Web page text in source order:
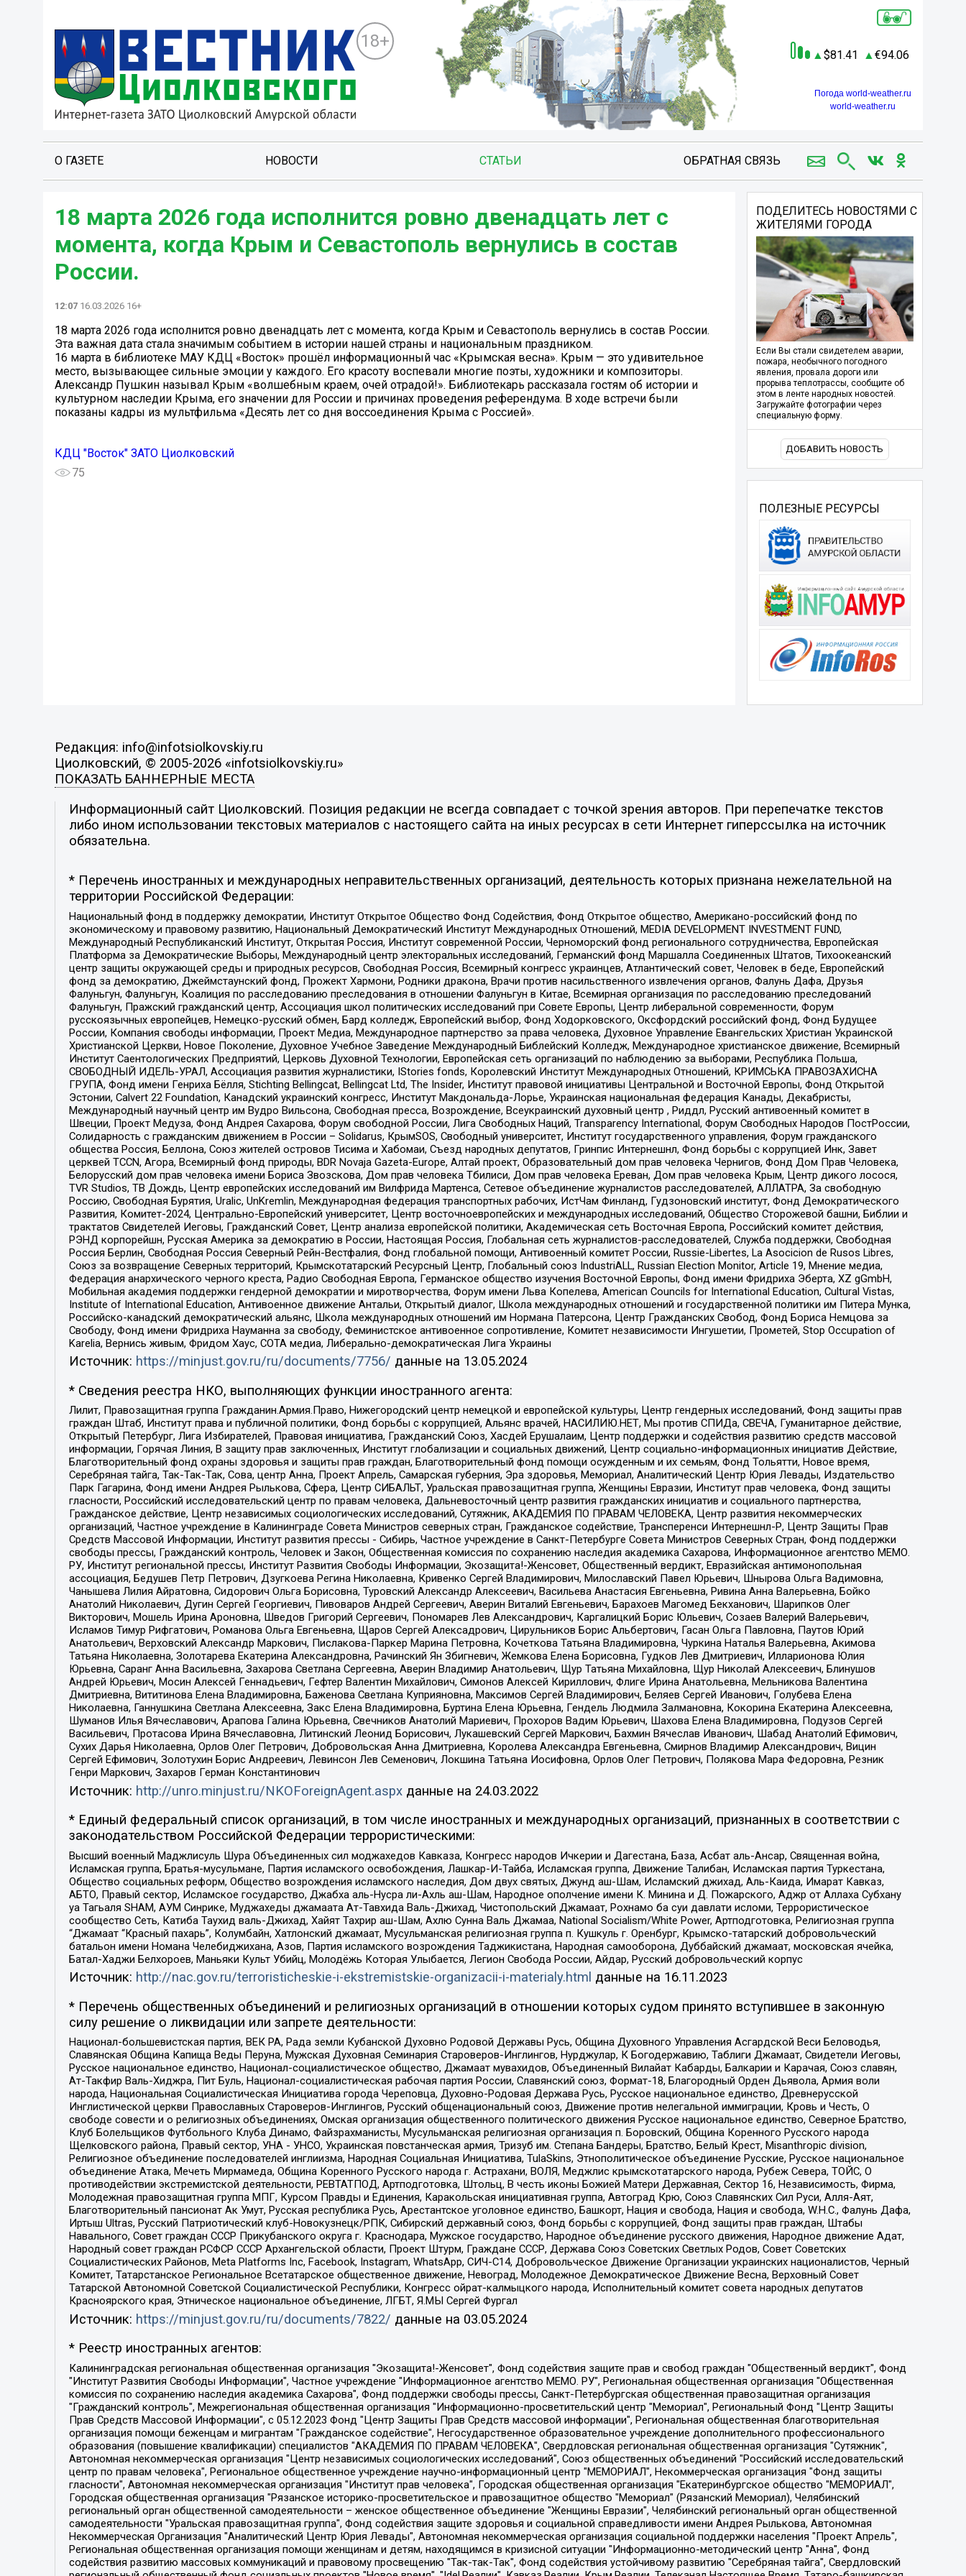
18+
81.41 94.06
Погода world-weather.ru
world-weather.ru
О ГАЗЕТЕ НОВОСТИ СТАТЬИ ОБРАТНАЯ СВЯЗЬ
18 марта 2026 года исполнится ровно двенадцать лет с
момента, когда Крым и Севастополь вернулись в состав
России.
12:07 16.03.2026 16+
18 марта 2026 года исполнится ровно двенадцать лет с момента, когда Крым и Севастополь вернулись в состав России.
Эта важная дата стала значимым событием в истории нашей страны и национальным праздником.
16 марта в библиотеке МАУ КДЦ «Восток» прошёл информационный час «Крымская весна». Крым — это удивительное
место, вызывающее сильные эмоции у каждого. Его красоту воспевали многие поэты, художники и композиторы.
Александр Пушкин называл Крым «волшебным краем, очей отрадой!». Библиотекарь рассказала гостям об истории и
культурном наследии Крыма, его значении для России и причинах проведения референдума. В ходе встречи были
показаны кадры из мультфильма «Десять лет со дня воссоединения Крыма с Россией».
КДЦ "Восток" ЗАТО Циолковский
75
ПОДЕЛИТЕСЬ НОВОСТЯМИ С
ЖИТЕЛЯМИ ГОРОДА
Если Вы стали свидетелем аварии,
пожара, необычного погодного
явления, провала дороги или
прорыва теплотрассы, сообщите об
этом в ленте народных новостей.
Загружайте фотографии через
специальную форму.
ДОБАВИТЬ НОВОСТЬ
ПОЛЕЗНЫЕ РЕСУРСЫ
Редакция: info@infotsiolkovskiy.ru
Циолковский, © 2005-2026 «infotsiolkovskiy.ru»
ПОКАЗАТЬ БАННЕРНЫЕ МЕСТА
Информационный сайт Циолковский. Позиция редакции не всегда совпадает с точкой зрения авторов. При перепечатке текстов
либо ином использовании текстовых материалов с настоящего сайта на иных ресурсах в сети Интернет гиперссылка на источник
обязательна.
* Перечень иностранных и международных неправительственных организаций, деятельность которых признана нежелательной на
территории Российской Федерации:
Национальный фонд в поддержку демократии, Институт Открытое Общество Фонд Содействия, Фонд Открытое общество, Американо-российский фонд по
экономическому и правовому развитию, Национальный Демократический Институт Международных Отношений, MEDIA DEVELOPMENT INVESTMENT FUND,
Международный Республиканский Институт, Открытая Россия, Институт современной России, Черноморский фонд регионального сотрудничества, Европейская
Платформа за Демократические Выборы, Международный центр электоральных исследований, Германский фонд Маршалла Соединенных Штатов, Тихоокеанский
центр защиты окружающей среды и природных ресурсов, Свободная Россия, Всемирный конгресс украинцев, Атлантический совет, Человек в беде, Европейский
фонд за демократию, Джеймстаунский фонд, Прожект Хармони, Родники дракона, Врачи против насильственного извлечения органов, Фалунь Дафа, Друзья
Фалуньгун, Фалуньгун, Коалиция по расследованию преследования в отношении Фалуньгун в Китае, Всемирная организация по расследованию преследований
Фалуньгун, Пражский гражданский центр, Ассоциация школ политических исследований при Совете Европы, Центр либеральной современности, Форум
русскоязычных европейцев, Немецко-русский обмен, Бард колледж, Европейский выбор, Фонд Ходорковского, Оксфордский российский фонд, Фонд Будущее
России, Компания свободы информации, Проект Медиа, Международное партнерство за права человека, Духовное Управление Евангельских Христиан Украинской
Христианской Церкви, Новое Поколение, Духовное Учебное Заведение Международный Библейский Колледж, Международное христианское движение, Всемирный
Институт Саентологических Предприятий, Церковь Духовной Технологии, Европейская сеть организаций по наблюдению за выборами, Республика Польша,
СВОБОДНЫЙ ИДЕЛЬ-УРАЛ, Ассоциация развития журналистики, IStories fonds, Королевский Институт Международных Отношений, КРИМСЬКА ПРАВОЗАХИСНА
ГРУПА, Фонд имени Генриха Бёлля, Stichting Bellingcat, Bellingcat Ltd, The Insider, Институт правовой инициативы Центральной и Восточной Европы, Фонд Открытой
Эстонии, Calvert 22 Foundation, Канадский украинский конгресс, Институт Макдональда-Лорье, Украинская национальная федерация Канады, Декабристы,
Международный научный центр им Вудро Вильсона, Свободная пресса, Возрождение, Всеукраинский духовный центр , Риддл, Русский антивоенный комитет в
Швеции, Проект Медуза, Фонд Андрея Сахарова, Форум свободной России, Лига Свободных Наций, Transparеncy International, Форум Свободных Народов ПостРоссии,
Солидарность с гражданским движением в России – Solidarus, КрымSOS, Свободный университет, Институт государственного управления, Форум гражданского
общества Россия, Беллона, Союз жителей островов Тисима и Хабомаи, Съезд народных депутатов, Гринпис Интернешнл, Фонд борьбы с коррупцией Инк, Завет
церквей TCCN, Агора, Всемирный фонд природы, BDR Novaja Gazeta-Europe, Алтай проект, Образовательный дом прав человека Чернигов, Фонд Дом Прав Человека,
Белорусский дом прав человека имени Бориса Звозскова, Дом прав человека Тбилиси, Дом прав человека Ереван, Дом прав человека Крым, Центр дикого лосося,
TVR Studios, ТВ Дождь, Центр европейских исследований им Вилфрида Мартенса, Сетевое объединение журналистов расследователей, АЛЛАТРА, За свободную
Россию, Свободная Бурятия, Uralic, UnKremlin, Международная федерация транспортных рабочих, ИстЧам Финланд, Гудзоновский институт, Фонд Демократического
Развития, Комитет-2024, Центрально-Европейский университет, Центр восточноевропейских и международных исследований, Общество Сторожевой башни, Библии и
трактатов Свидетелей Иеговы, Гражданский Совет, Центр анализа европейской политики, Академическая сеть Восточная Европа, Российский комитет действия,
РЭНД корпорейшн, Русская Америка за демократию в России, Настоящая Россия, Глобальная сеть журналистов-расследователей, Служба поддержки, Свободная
Россия Берлин, Свободная Россия Северный Рейн-Вестфалия, Фонд глобальной помощи, Антивоенный комитет России, Russie-Libertes, La Asocicion de Rusos Libres,
Союз за возвращение Северных территорий, Крымскотатарский Ресурсный Центр, Глобальный союз IndustriALL, Russian Election Monitor, Article 19, Мнение медиа,
Федерация анархического черного креста, Радио Свободная Европа, Германское общество изучения Восточной Европы, Фонд имени Фридриха Эберта, XZ gGmbH,
Мобильная академия поддержки гендерной демократии и миротворчества, Форум имени Льва Копелева, American Councils for International Education, Cultural Vistas,
Institute of International Education, Антивоенное движение Антальи, Открытый диалог, Школа международных отношений и государственной политики им Питера Мунка,
Российско-канадский демократический альянс, Школа международных отношений им Нормана Патерсона, Центр Гражданских Свобод, Фонд Бориса Немцова за
Свободу, Фонд имени Фридриха Науманна за свободу, Феминистское антивоенное сопротивление, Комитет независимости Ингушетии, Прометей, Stop Occupation of
Karelia, Вернись живым, Фридом Хаус, СОТА медиа, Либерально-демократическая Лига Украины
Источник: https://minjust.gov.ru/ru/documents/7756/ данные на 13.05.2024
* Сведения реестра НКО, выполняющих функции иностранного агента:
Лилит, Правозащитная группа Гражданин.Армия.Право, Нижегородский центр немецкой и европейской культуры, Центр гендерных исследований, Фонд защиты прав
граждан Штаб, Институт права и публичной политики, Фонд борьбы с коррупцией, Альянс врачей, НАСИЛИЮ.НЕТ, Мы против СПИДа, СВЕЧА, Гуманитарное действие,
Открытый Петербург, Лига Избирателей, Правовая инициатива, Гражданский Союз, Хасдей Ерушалаим, Центр поддержки и содействия развитию средств массовой
информации, Горячая Линия, В защиту прав заключенных, Институт глобализации и социальных движений, Центр социально-информационных инициатив Действие,
Благотворительный фонд охраны здоровья и защиты прав граждан, Благотворительный фонд помощи осужденным и их семьям, Фонд Тольятти, Новое время,
Серебряная тайга, Так-Так-Так, Сова, центр Анна, Проект Апрель, Самарская губерния, Эра здоровья, Мемориал, Аналитический Центр Юрия Левады, Издательство
Парк Гагарина, Фонд имени Андрея Рылькова, Сфера, Центр СИБАЛЬТ, Уральская правозащитная группа, Женщины Евразии, Институт прав человека, Фонд защиты
гласности, Российский исследовательский центр по правам человека, Дальневосточный центр развития гражданских инициатив и социального партнерства,
Гражданское действие, Центр независимых социологических исследований, Сутяжник, АКАДЕМИЯ ПО ПРАВАМ ЧЕЛОВЕКА, Центр развития некоммерческих
организаций, Частное учреждение в Калининграде Совета Министров северных стран, Гражданское содействие, Трансперенси Интернешнл-Р, Центр Защиты Прав
Средств Массовой Информации, Институт развития прессы - Сибирь, Частное учреждение в Санкт-Петербурге Совета Министров Северных Стран, Фонд поддержки
свободы прессы, Гражданский контроль, Человек и Закон, Общественная комиссия по сохранению наследия академика Сахарова, Информационное агентство МЕМО.
РУ, Институт региональной прессы, Институт Развития Свободы Информации, Экозащита!-Женсовет, Общественный вердикт, Евразийская антимонопольная
ассоциация, Бедушев Петр Петрович, Дзугкоева Регина Николаевна, Кривенко Сергей Владимирович, Милославский Павел Юрьевич, Шнырова Ольга Вадимовна,
Чанышева Лилия Айратовна, Сидорович Ольга Борисовна, Туровский Александр Алексеевич, Васильева Анастасия Евгеньевна, Ривина Анна Валерьевна, Бойко
Анатолий Николаевич, Дугин Сергей Георгиевич, Пивоваров Андрей Сергеевич, Аверин Виталий Евгеньевич, Барахоев Магомед Бекханович, Шарипков Олег
Викторович, Мошель Ирина Ароновна, Шведов Григорий Сергеевич, Пономарев Лев Александрович, Каргалицкий Борис Юльевич, Созаев Валерий Валерьевич,
Исламов Тимур Рифгатович, Романова Ольга Евгеньевна, Щаров Сергей Алексадрович, Цирульников Борис Альбертович, Гасан Ольга Павловна, Паутов Юрий
Анатольевич, Верховский Александр Маркович, Пислакова-Паркер Марина Петровна, Кочеткова Татьяна Владимировна, Чуркина Наталья Валерьевна, Акимова
Татьяна Николаевна, Золотарева Екатерина Александровна, Рачинский Ян Збигневич, Жемкова Елена Борисовна, Гудков Лев Дмитриевич, Илларионова Юлия
Юрьевна, Саранг Анна Васильевна, Захарова Светлана Сергеевна, Аверин Владимир Анатольевич, Щур Татьяна Михайловна, Щур Николай Алексеевич, Блинушов
Андрей Юрьевич, Мосин Алексей Геннадьевич, Гефтер Валентин Михайлович, Симонов Алексей Кириллович, Флиге Ирина Анатольевна, Мельникова Валентина
Дмитриевна, Вититинова Елена Владимировна, Баженова Светлана Куприяновна, Максимов Сергей Владимирович, Беляев Сергей Иванович, Голубева Елена
Николаевна, Ганнушкина Светлана Алексеевна, Закс Елена Владимировна, Буртина Елена Юрьевна, Гендель Людмила Залмановна, Кокорина Екатерина Алексеевна,
Шуманов Илья Вячеславович, Арапова Галина Юрьевна, Свечников Анатолий Мариевич, Прохоров Вадим Юрьевич, Шахова Елена Владимировна, Подузов Сергей
Васильевич, Протасова Ирина Вячеславовна, Литинский Леонид Борисович, Лукашевский Сергей Маркович, Бахмин Вячеслав Иванович, Шабад Анатолий Ефимович,
Сухих Дарья Николаевна, Орлов Олег Петрович, Добровольская Анна Дмитриевна, Королева Александра Евгеньевна, Смирнов Владимир Александрович, Вицин
Сергей Ефимович, Золотухин Борис Андреевич, Левинсон Лев Семенович, Локшина Татьяна Иосифовна, Орлов Олег Петрович, Полякова Мара Федоровна, Резник
Генри Маркович, Захаров Герман Константинович
Источник: http://unro.minjust.ru/NKOForeignAgent.aspxданные на 24.03.2022
* Единый федеральный список организаций, в том числе иностранных и международных организаций, признанных в соответствии с
законодательством Российской Федерации террористическими:
Высший военный Маджлисуль Шура Объединенных сил моджахедов Кавказа, Конгресс народов Ичкерии и Дагестана, База, Асбат аль-Ансар, Священная война,
Исламская группа, Братья-мусульмане, Партия исламского освобождения, Лашкар-И-Тайба, Исламская группа, Движение Талибан, Исламская партия Туркестана,
Общество социальных реформ, Общество возрождения исламского наследия, Дом двух святых, Джунд аш-Шам, Исламский джихад, Аль-Каида, Имарат Кавказ,
АБТО, Правый сектор, Исламское государство, Джабха аль-Нусра ли-Ахль аш-Шам, Народное ополчение имени К. Минина и Д. Пожарского, Аджр от Аллаха Субхану
уа Тагьаля SHAM, АУМ Синрике, Муджахеды джамаата Ат-Тавхида Валь-Джихад, Чистопольский Джамаат, Рохнамо ба суи давлати исломи, Террористическое
сообщество Сеть, Катиба Таухид валь-Джихад, Хайят Тахрир аш-Шам, Ахлю Сунна Валь Джамаа, National Socialism/White Power, Артподготовка, Религиозная группа
“Джамаат “Красный пахарь”, Колумбайн, Хатлонский джамаат, Мусульманская религиозная группа п. Кушкуль г. Оренбург, Крымско-татарский добровольческий
батальон имени Номана Челебиджихана, Азов, Партия исламского возрождения Таджикистана, Народная самооборона, Дуббайский джамаат, московская ячейка,
Батал-Хаджи Белхороев, Маньяки Культ Убийц, Молодёжь Которая Улыбается, Легион Свобода России, Айдар, Русский добровольческий корпус
Источник: http://nac.gov.ru/terroristicheskie-i-ekstremistskie-organizacii-i-materialy.html данные на 16.11.2023
* Перечень общественных объединений и религиозных организаций в отношении которых судом принято вступившее в законную
силу решение о ликвидации или запрете деятельности:
Национал-большевистская партия, ВЕК РА, Рада земли Кубанской Духовно Родовой Державы Русь, Община Духовного Управления Асгардской Веси Беловодья,
Славянская Община Капища Веды Перуна, Мужская Духовная Семинария Староверов-Инглингов, Нурджулар, К Богодержавию, Таблиги Джамаат, Свидетели Иеговы,
Русское национальное единство, Национал-социалистическое общество, Джамаат мувахидов, Объединенный Вилайат Кабарды, Балкарии и Карачая, Союз славян,
Ат-Такфир Валь-Хиджра, Пит Буль, Национал-социалистическая рабочая партия России, Славянский союз, Формат-18, Благородный Орден Дьявола, Армия воли
народа, Национальная Социалистическая Инициатива города Череповца, Духовно-Родовая Держава Русь, Русское национальное единство, Древнерусской
Инглистической церкви Православных Староверов-Инглингов, Русский общенациональный союз, Движение против нелегальной иммиграции, Кровь и Честь, О
свободе совести и о религиозных объединениях, Омская организация общественного политического движения Русское национальное единство, Северное Братство,
Клуб Болельщиков Футбольного Клуба Динамо, Файзрахманисты, Мусульманская религиозная организация п. Боровский, Община Коренного Русского народа
Щелковского района, Правый сектор, УНА - УНСО, Украинская повстанческая армия, Тризуб им. Степана Бандеры, Братство, Белый Крест, Misanthropic division,
Религиозное объединение последователей инглиизма, Народная Социальная Инициатива, TulaSkins, Этнополитическое объединение Русские, Русское национальное
объединение Атака, Мечеть Мирмамеда, Община Коренного Русского народа г. Астрахани, ВОЛЯ, Меджлис крымскотатарского народа, Рубеж Севера, ТОЙС, О
противодействии экстремистской деятельности, РЕВТАТПОД, Артподготовка, Штольц, В честь иконы Божией Матери Державная, Сектор 16, Независимость, Фирма,
Молодежная правозащитная группа МПГ, Курсом Правды и Единения, Каракольская инициативная группа, Автоград Крю, Союз Славянских Сил Руси, Алля-Аят,
Благотворительный пансионат Ак Умут, Русская республика Русь, Арестантское уголовное единство, Башкорт, Нация и свобода, Нация и свобода, W.H.С., Фалунь Дафа,
Иртыш Ultras, Русский Патриотический клуб-Новокузнецк/РПК, Сибирский державный союз, Фонд борьбы с коррупцией, Фонд защиты прав граждан, Штабы
Навального, Совет граждан СССР Прикубанского округа г. Краснодара, Мужское государство, Народное объединение русского движения, Народное движение Адат,
Народный совет граждан РСФСР СССР Архангельской области, Проект Штурм, Граждане СССР, Держава Союз Советских Светлых Родов, Совет Советских
Социалистических Районов, Meta Platforms Inc, Facebook, Instagram, WhatsApp, СИЧ-С14, Добровольческое Движение Организации украинских националистов, Черный
Комитет, Татарстанское Региональное Всетатарское общественное движение, Невоград, Молодежное Демократическое Движение Весна, Верховный Совет
Татарской Автономной Советской Социалистической Республики, Конгресс ойрат-калмыцкого народа, Исполнительный комитет совета народных депутатов
Красноярского края, Этническое национальное объединение, ЛГБТ, Я.МЫ Сергей Фургал
Источник: https://minjust.gov.ru/ru/documents/7822/ данные на 03.05.2024
* Реестр иностранных агентов:
Калининградская региональная общественная организация "Экозащита!-Женсовет", Фонд содействия защите прав и свобод граждан "Общественный вердикт", Фонд "Институт Развития Свободы Информации", Частное учреждение "Информационное агентство МЕМО. РУ", Региональная общественная организация "Общественная комиссия по сохранению наследия академика Сахарова", Фонд поддержки свободы прессы, Санкт-Петербургская общественная правозащитная организация "Гражданский контроль", Межрегиональная общественная организация "Информационно-просветительский центр "Мемориал", Региональный Фонд "Центр Защиты Прав Средств Массовой Информации", с 05.12.2023 Фонд "Центр Защиты Прав Средств массовой информации", Региональная общественная благотворительная организация помощи беженцам и мигрантам "Гражданское содействие", Негосударственное образовательное учреждение дополнительного профессионального образования (повышение квалификации) специалистов "АКАДЕМИЯ ПО ПРАВАМ ЧЕЛОВЕКА", Свердловская региональная общественная организация "Сутяжник", Автономная некоммерческая организация "Центр независимых социологических исследований", Союз общественных объединений "Российский исследовательский центр по правам человека", Региональное общественное учреждение научно-информационный центр "МЕМОРИАЛ", Некоммерческая организация "Фонд защиты гласности", Автономная некоммерческая организация "Институт прав человека", Городская общественная организация "Екатеринбургское общество "МЕМОРИАЛ", Городская общественная организация "Рязанское историко-просветительское и правозащитное общество "Мемориал" (Рязанский Мемориал), Челябинский региональный орган общественной самодеятельности – женское общественное объединение "Женщины Евразии", Челябинский региональный орган общественной самодеятельности "Уральская правозащитная группа", Фонд содействия защите здоровья и социальной справедливости имени Андрея Рылькова, Автономная Некоммерческая Организация "Аналитический Центр Юрия Левады", Автономная некоммерческая организация социальной поддержки населения "Проект Апрель", Региональная общественная организация помощи женщинам и детям, находящимся в кризисной ситуации "Информационно-методический центр "Анна", Фонд содействия развитию массовых коммуникаций и правовому просвещению "Так-так-Так", Фонд содействия устойчивому развитию "Серебряная тайга", Свердловский региональный общественный фонд социальных проектов "Новое время", "Idel.Реалии", Кавказ.Реалии, Крым.Реалии, Телеканал Настоящее Время, Татаро-башкирская служба Радио Свобода (Azatliq Radiosi), Радио Свободная Европа/Радио Свобода (PCE/PC), "Сибирь.Реалии", "Фактограф", Благотворительный фонд помощи осужденным и их семьям, Автономная некоммерческая организация "Институт глобализации и социальных движений", Фонд "В защиту прав заключенных", Частное учреждение "Центр поддержки и содействия развитию средств массовой информации", Пензенский региональный общественный благотворительный фонд "Гражданский союз", "Север.Реалии", Некоммерческая организация Фонд "Правовая инициатива", Общество с ограниченной ответственностью "Радио Свободная Европа/Радио Свобода", Чешское информационное агентство "MEDIUM-ORIENT", Красноярская региональная общественная организация "Мы против СПИДа", Камалягин Денис Николаевич, Маркелов Сергей Евгеньевич, Пономарев Лев Александрович, Савицкая Людмила Алексеевна, Автономная некоммерческая организация "Центр по работе с проблемой насилия "НАСИЛИЮ.НЕТ", Межрегиональный профессиональный союз работников здравоохранения "Альянс врачей", Юридическое лицо, зарегистрированное в Латвийской Республике, SIA "Medusa Project" (регистрационный номер 40103797863, дата регистрации 10.06.2014), Некоммерческая организация "Фонд по борьбе с коррупцией", Автономная некоммерческая организация "Институт права и публичной политики", Баданин Роман Сергеевич, Гликин Максим Александрович, Железнова Мария Михайловна, Лукьянова Юлия Сергеевна, Маетная Елизавета Витальевна, Маняхин Петр Борисович, Чуракова Ольга Владимировна, Ярош Юлия Петровна, Юридическое лицо "The Insider SIA", зарегистрированное в Риге, Латвийская Республика (дата регистрации 26.06.2015), являющееся администратором доменного имени интернет-издания "The Insider SIA", https://theins.ru, Постернак Алексей Евгеньевич, Рубин Михаил Аркадьевич, Анин Роман Александрович, Юридическое лицо Istories fonds, зарегистрированное в Латвийской Республике (регистрационный номер 50008295751, дата регистрации 24.02.2020), Великовский Дмитрий Александрович, Долинина Ирина Николаевна, Мароховская Алеся Алексеевна, Шлейнов Роман Юрьевич, Шмагун Олеся Валентиновна, Общество с ограниченной ответственностью "Альтаир 2021", Общество с ограниченной ответственностью "Вега 2021", Общество с ограниченной ответственностью "Главный редактор 2021", Общество с ограниченной ответственностью "Ромашки монолит", Важенков Артем Валерьевич, Ивановская областная общественная организация "Центр гендерных исследований", Гурман Юрий Альбертович, Медиапроект "ОВД-Инфо", Егоров Владимир Владимирович, Жилинский Владимир Александрович, Общество с ограниченной ответственностью "ЗП", Иванова София Юрьевна, Карезина Инна Павловна, Кильтау Екатерина Викторовна, Петров Алексей Викторович, Пискунов Сергей Евгеньевич, Смирнов Сергей Сергеевич, Тихонов Михаил Сергеевич, Общество с ограниченной ответственностью "ЖУРНАЛИСТ-ИНОСТРАННЫЙ АГЕНТ", Арапова Галина Юрьевна, Вольтская Татьяна Анатольевна, Американская компания "Mason G.E.S. Anonymous Foundation" (США), являющаяся владельцем интернет-издания https://mnews.world/, Компания "Stichting Bellingcat", зарегистрированная в Нидерландах (дата регистрации 11.07.2018), Захаров Андрей Вячеславович, Клепиковская Екатерина Дмитриевна, Общество с ограниченной ответственностью "МЕМО", Перл Роман Александрович, Симонов Евгений Алексеевич, Соловьева Елена Анатольевна, Сотников Даниил Владимирович, Сурначева Елизавета Дмитриевна, Автономная некоммерческая организация по защите прав человека и информированию населения "Якутия – Наше Мнение", Общество с ограниченной ответственностью "Москоу диджитал медиа", с 26.01.2023 Общество с ограниченной ответственностью "Чайка Белые сады", Ветошкина Валерия Валерьевна, Заговора Максим Александрович, Межрегиональное общественное движение "Российская ЛГБТ - сеть", Оленичев Максим Владимирович, Павлов Иван Юрьевич, Скворцова Елена Сергеевна, Общество с ограниченной ответственностью "Как бы инагент", Кочетков Игорь Викторович, Общество с ограниченной ответственностью "Честные выборы", Еланчик Олег Александрович, Общество с ограниченной ответственностью "Нобелевский призыв", Гималова Регина Эмилевна, Григорьев Андрей Валерьевич, Григорьева Алина Александровна, Ассоциация по содействию защите прав призывников, альтернативнослужащих и военнослужащих "Правозащитная группа "Гражданин.Армия.Право", Хисамова Регина Фаритовна, Автономная некоммерческая организация по реализации социально-правовых программ "Лилит", Дальневосточное общественное движение "Маяк", Санкт-Петербургская ЛГБТ-инициативная группа "Выход", Инициативная группа ЛГБТ+ "Реверс", Алексеев Андрей Викторович, Бекбулатова Таисия Львовна, Беляев Иван Михайлович, Владыкина Елена Сергеевна, Гельман Марат Александрович, Никульшина Вероника Юрьевна, Толоконникова Надежда Андреевна, Шендерович Виктор Анатольевич, Общество с ограниченной ответственностью "Данное сообщение", Общество с ограниченной ответственностью Издательский дом "Новая глава", Айнбиндер Александра Александровна, Московский комьюнити-центр для ЛГБТ+инициатив, Благотворительный фонд развития филантропии, Deutsche Welle (Германия, Kurt-Schumacher-Strasse 3, 53113 Bonn), Борзунова Мария Михайловна, Воробьев Виктор Викторович, Голубева Анна Львовна, Константинова Алла Михайловна, Малкова Ирина Владимировна, Мурадов Мурад Абдулгалимович, Осетинская Елизавета Николаевна, Понасенков Евгений Николаевич, Ганапольский Матвей Юрьевич, Киселев Евгений Алексеевич, Борухович Ирина Григорьевна, Дремин Иван Тимофеевич, Дубровский Дмитрий Викторович, Красноярская региональная общественная организация поддержки и развития альтернативных образовательных технологий и межкультурных коммуникаций "ИНТЕРРА", Маяковская Екатерина Алексеевна, Фейгин Марк Захарович, Филимонов Андрей Викторович, Дзугкоева Регина Николаевна, Доброхотов Роман Александрович, Дудь Юрий Александрович, Елкин Сергей Владимирович, Кругликов Кирилл Игоревич, Сабунаева Мария Леонидовна, Семенов Алексей Владимирович, Шаинян Карен Багратович, Шульман Екатерина Михайловна, Асафьев Артур Валерьевич, Вахштайн Виктор Семенович, Венедиктов Алексей Алексеевич, Лушникова Екатерина Евгеньевна, Волков Леонид Михайлович, Невзоров Александр Глебович, Пархоменко Сергей Борисович, Сироткин Ярослав Николаевич, Кара-Мурза Владимир Владимирович, Баранова Наталья Владимировна, Гозман Леонид Яковлевич, Кагарлицкий Борис Юльевич, Климарев Михаил Валерьевич, Милов Владимир Станиславович, Автономная некоммерческая организация Краснодарский центр современного искусства "Типография", Моргенштерн Алишер Тагирович, Соболь Любовь Эдуардовна, Общество с ограниченной ответственностью "ЛИЗА НОРМ", Каспаров Гарри Кимович, Ходорковский Михаил Борисович, Общество с ограниченной ответственностью "Апрельские тезисы", Данилович Ирина Брониславовна, Кашин Олег Владимирович, Петров Николай Владимирович, Пивоваров Алексей Владимирович, Соколов Михаил Владимирович, Цветкова Юлия Владимировна, Чичваркин Евгений Александрович, Комитет против пыток/Команда против пыток, Общество с ограниченной ответственностью "Первый научный", Общество с ограниченной ответственностью "Вертолет и ко", Белоцерковская Вероника Борисовна, Кац Максим Евгеньевич, Лазарева Татьяна Юрьевна, Шаведдинов Руслан Табризович, Яшин Илья Валерьевич, Общество с ограниченной ответственностью "Иноагент ААВ", Алешковский Дмитрий Петрович, Альбац Евгения Марковна, Быков Дмитрий Львович, Галямина Юлия Евгеньевна, Лойко Сергей Леонидович, Мартынов Кирилл Константинович, Медведев Сергей Александрович, Крашенинников Федор Геннадиевич, Гордеева Катерина Вл